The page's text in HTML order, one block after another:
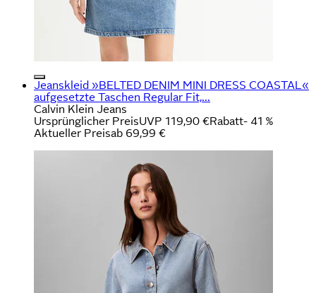
Jeanskleid »BELTED DENIM MINI DRESS COASTAL«
aufgesetzte Taschen Regular Fit,...
Calvin Klein Jeans
Ursprünglicher PreisUVP 119,90 €Rabatt- 41 %
Aktueller Preisab 69,99 €